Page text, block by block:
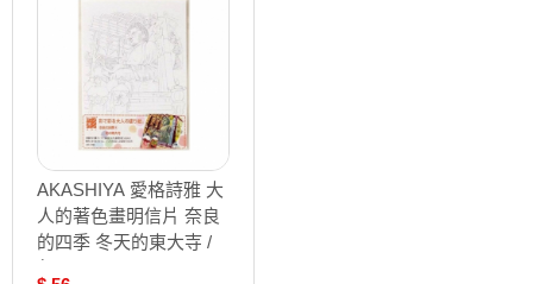
AKASHIYA 愛格詩雅 大
人的著色畫明信片 奈良
的四季 冬天的東大寺 /